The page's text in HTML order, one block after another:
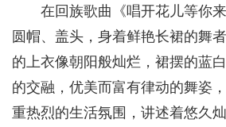
在回族歌曲《唱开花儿等你
圆帽、盖头，身着鲜艳长裙的舞
的上衣像朝阳般灿烂，裙摆的蓝
的交融，优美而富有律动的舞姿
重热烈的生活氛围，讲述着悠久